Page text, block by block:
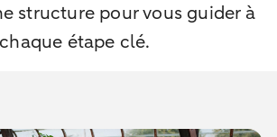
structure pour vous guider à
chaque étape clé.